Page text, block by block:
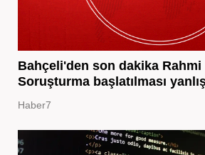
Bahçeli'den son dakika Rahmi
Soruşturma başlatılması
Haber7